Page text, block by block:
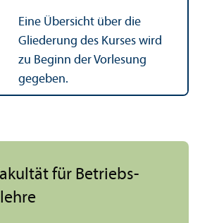
Eine Über­sicht über die
Gliederung des Kurses wird
zu Beginn der Vorlesung
gegeben.
für Betriebs­